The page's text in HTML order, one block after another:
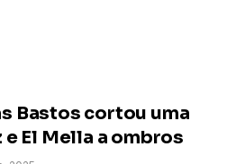
Bastos cortou uma
e El Mella a ombros